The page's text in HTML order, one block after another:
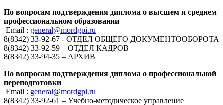
По вопросам подтверждения диплома о высшем и среднем
профессиональном образовании
Email : general@mordgpi.ru
8(8342) 33-92-67 - ОТДЕЛ ОБЩЕГО ДОКУМЕНТООБОРОТА
8(8342) 33-92-59 – ОТДЕЛ КАДРОВ
8(8342) 33-94-35 – АРХИВ
По вопросам подтверждения диплома о профессиональной
переподготовки
Email : general@mordgpi.ru
8(8342) 33-92-61 – Учебно-методическое управление